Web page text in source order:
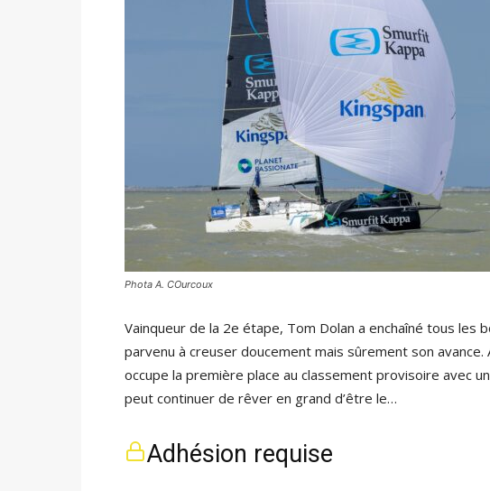
Phota A. COurcoux
Vainqueur de la 2e étape, Tom Dolan a enchaîné tous les
parvenu à creuser doucement mais sûrement son
occupe la première place au classement provisoire avec
peut continuer de rêver en grand d’être le…
Adhésion requise